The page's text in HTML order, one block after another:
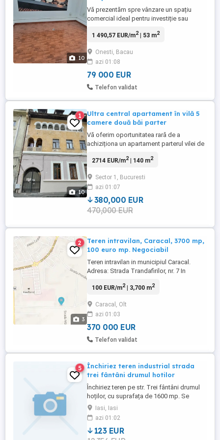
10
Vă prezentăm spre vânzare un spațiu
comercial ideal pentru investiție sau
cu acces facil. Proprietatea se remarcă
două căi de acces independente.
Caracteristici principale:Suprafață utilă: 53
mp.Compartimentare: Circulară, ...
1 490,57 EUR/m2| 53 m2
Onesti, Bacau
azi 01:08
79 000 EUR
Telefon validat
10
1
Ultra central apartament în vilă 5
camere două băi parter
Vă oferim oportunitatea rară de a
achiziționa un apartament parterul vilei de
istorică a Bucureștiului. Amplasată într-o
reprezintă definiția rafinamentului urban,
fiind situată la doar câțiva pași de Parcul
Cișmigiu, farmecul ...
2714 EUR/m2| 140 m2
Sector 1, Bucuresti
azi 01:07
380,000 EUR
470,000 EUR
3
2
Teren intravilan, Caracal, 3700 mp,
100 euro mp. Negociabil
Teren intravilan in municipiul Caracal.
Adresa: Strada Trandafirilor, nr. 7 In
HCC, Kaufland, Lidl, galeria comerciala.
curent, apa, canal si gaze.
100 EUR/m2| 3,700 m2
Caracal, Olt
azi 01:03
370 000 EUR
Telefon validat
5
Închiriez teren industrial strada
trei fântâni drumul hotilor
Închiriez teren pe str. Trei fântâni drumul
hoților, cu suprafața de 1600 mp. Se
poate închiria și mai puțin. Preț mp în
functie de suprafață și perioada.
Momentan nu sunt utilități pe teren.
Iasi, Iasi
azi 01:02
123 EUR